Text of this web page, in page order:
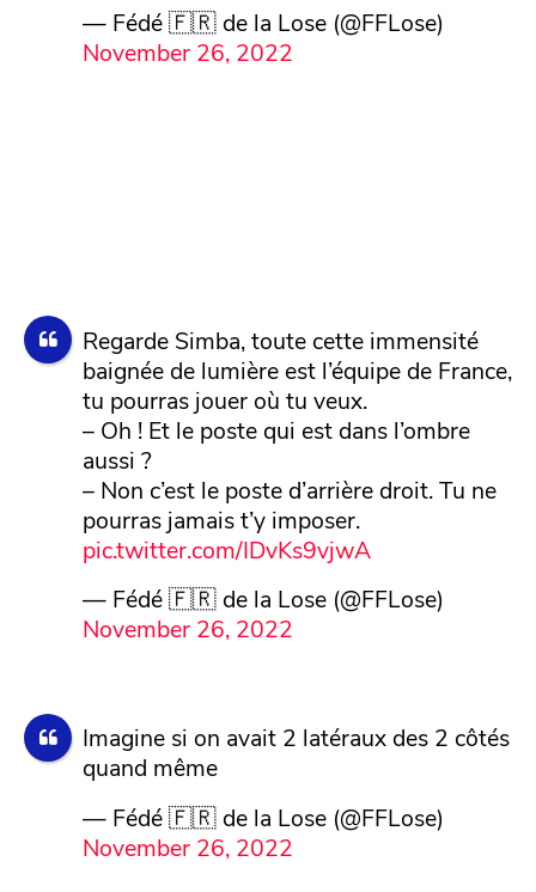
— Fédé 🇫🇷 de la Lose (@FFLose)
November 26, 2022
Regarde Simba, toute cette immensité
baignée de lumière est l’équipe de France,
tu pourras jouer où tu veux.
– Oh ! Et le poste qui est dans l’ombre
aussi ?
– Non c’est le poste d’arrière droit. Tu ne
pourras jamais t’y imposer.
pic.twitter.com/IDvKs9vjwA
— Fédé 🇫🇷 de la Lose (@FFLose)
November 26, 2022
Imagine si on avait 2 latéraux des 2 côtés
quand même
— Fédé 🇫🇷 de la Lose (@FFLose)
November 26, 2022